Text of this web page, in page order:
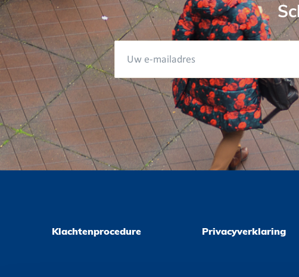
Klachtenprocedure Privacyverklaring